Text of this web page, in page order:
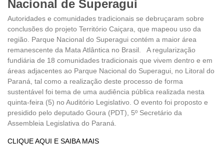
Nacional de Superagui
Autoridades e comunidades tradicionais se debruçaram sobre
conclusões do projeto Território Caiçara, que mapeou uso da
região. Parque Nacional do Superagui contém a maior área
remanescente da Mata Atlântica no Brasil. A regularização
fundiária de 18 comunidades tradicionais que vivem dentro e em
áreas adjacentes ao Parque Nacional do Superagui, no Litoral do
Paraná, tal como a realização deste processo de forma
sustentável foi tema de uma audiência pública realizada nesta
quinta-feira (5) no Auditório Legislativo. O evento foi proposto e
presidido pelo deputado Goura (PDT), 5º Secretário da
Assembleia Legislativa do Paraná.
CLIQUE AQUI E SAIBA MAIS